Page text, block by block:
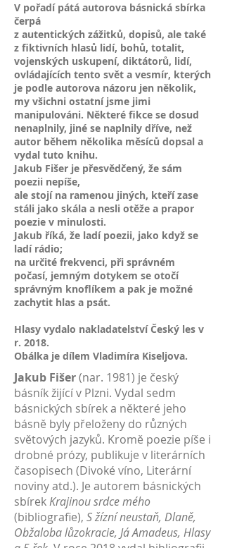
V pořadí pátá autorova básnická sbírka
čerpá
z autentických zážitků, dopisů, ale také
z fiktivních hlasů lidí, bohů, totalit,
vojenských uskupení, diktátorů, lidí,
ovládajících tento svět a vesmír, kterých
je podle autorova názoru jen několik,
my všichni ostatní jsme jimi
manipulováni. Některé fikce se dosud
nenaplnily, jiné se naplnily dříve, než
autor během několika měsíců dopsal a
vydal tuto knihu.
Jakub Fišer je přesvědčený, že sám
poezii nepíše,
ale stojí na ramenou jiných, kteří zase
stáli jako skála a nesli otěže a prapor
poezie v minulosti.
Jakub říká, že ladí poezii, jako když se
ladí rádio;
na určité frekvenci, při správném
počasí, jemným dotykem se otočí
správným knoflíkem a pak je možné
zachytit hlas a psát.
Hlasy vydalo nakladatelství Český les v
r. 2018.
Obálka je dílem Vladimíra Kiseljova.
Jakub Fišer(nar. 1981) je český
básník žijící v Plzni. Vydal sedm
básnických sbírek a některé jeho
básně byly přeloženy do různých
světových jazyků. Kromě poezie píše i
drobné prózy, publikuje v literárních
časopisech (Divoké víno, Literární
noviny atd.). Je autorem básnických
sbírekKrajinou srdce mého
(bibliografie), S žízní neustaň, Dlaně,
Obžaloba lůzokracie, Já Amadeus, Hlasy